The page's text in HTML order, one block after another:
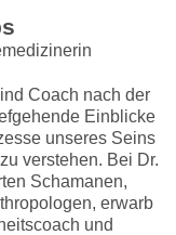
Coach nach der
Einblicke
unseres Seins
verstehen. Bei Dr.
Schamanen,
erwarb
und